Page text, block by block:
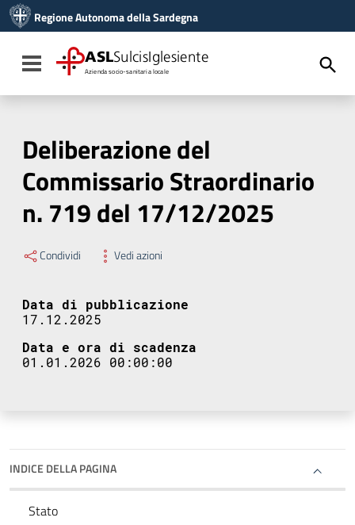
Vai al menu di navigazione
Vai al footer
Regione Autonoma della Sardegna
Toggle navigation
ASLSulcisIglesiente
Azienda socio-sanitaria locale
Deliberazione del
Commissario Straordinario
n. 719 del 17/12/2025
Condividi Vedi azioni
Data di pubblicazione
17.12.2025
Data e ora di scadenza
01.01.2026 00:00:00
INDICE DELLA PAGINA
Stato